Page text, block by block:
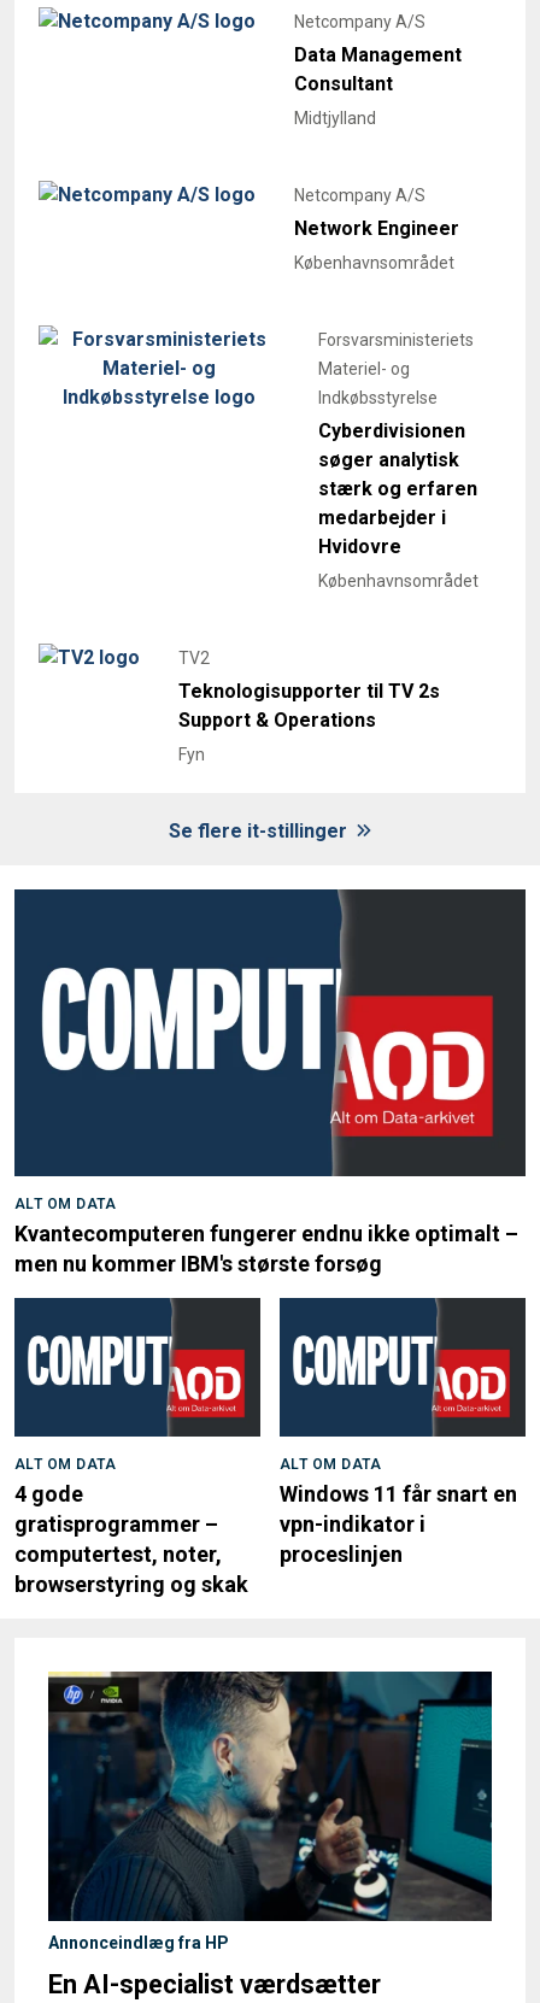
Netcompany A/S
Data Management
Consultant
Midtjylland
Netcompany A/S
Network Engineer
Københavnsområdet
Forsvarsministeriets
Materiel- og
Indkøbsstyrelse
Cyberdivisionen
søger analytisk
stærk og erfaren
medarbejder i
Hvidovre
Københavnsområdet
TV2
Teknologisupporter til TV 2s
Support & Operations
Fyn
Se flere it-stillinger
ALT OM DATA
Kvantecomputeren fungerer endnu ikke optimalt –
men nu kommer IBM's største forsøg
ALT OM DATA
4 gode
gratisprogrammer –
computertest, noter,
browserstyring og skak
ALT OM DATA
Windows 11 får snart en
vpn-indikator i
proceslinjen
Annonceindlæg fra HP
En AI-specialist værdsætter